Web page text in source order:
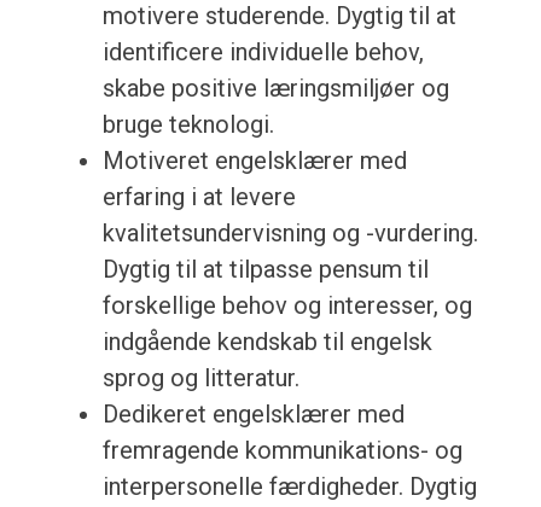
motivere studerende. Dygtig til at
identificere individuelle behov,
skabe positive læringsmiljøer og
bruge teknologi.
Motiveret engelsklærer med
erfaring i at levere
kvalitetsundervisning og -vurdering.
Dygtig til at tilpasse pensum til
forskellige behov og interesser, og
indgående kendskab til engelsk
sprog og litteratur.
Dedikeret engelsklærer med
fremragende kommunikations- og
interpersonelle færdigheder. Dygtig